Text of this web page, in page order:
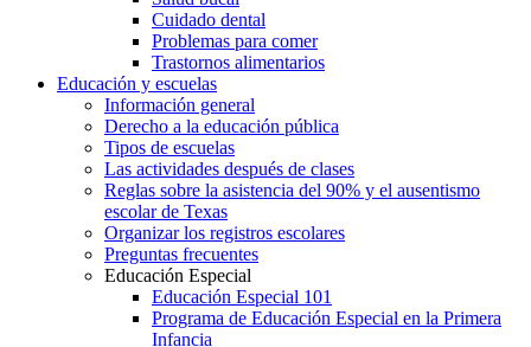
Cuidado dental
Problemas para comer
Trastornos alimentarios
Educación y escuelas
Información general
Derecho a la educación pública
Tipos de escuelas
Las actividades después de clases
Reglas sobre la asistencia del 90% y el ausentismo
escolar de Texas
Organizar los registros escolares
Preguntas frecuentes
Educación Especial
Educación Especial 101
Programa de Educación Especial en la Primera
Infancia